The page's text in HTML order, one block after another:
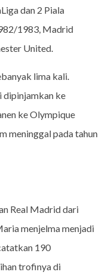
dan 2 Piala
1983, Madrid
United.
lima kali.
dipinjamkan ke
ke Olympique
meninggal pada tahun
Real Madrid dari
menjelma menjadi
190
trofinya di